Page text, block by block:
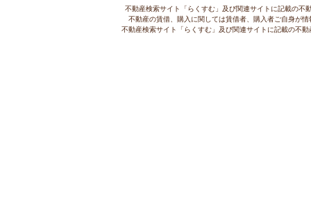
不動産検索サイト「らくすむ」及び関連サイトに記載の不
不動産の賃借、購入に関しては賃借者、購入者ご自身が
不動産検索サイト「らくすむ」及び関連サイトに記載の不